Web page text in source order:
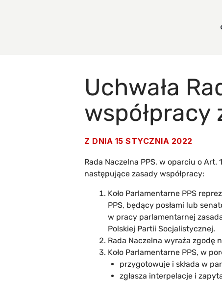
Uchwała
współpracy
Z DNIA 15 STYCZNIA 2022
Rada Naczelna PPS, w oparciu o
następujące zasady współpracy:
Koło Parlamentarne PPS
PPS, będący posłami lub
w pracy parlamentarnej
Polskiej Partii Socjalistycznej.
Rada Naczelna wyraża zgodę
Koło Parlamentarne PPS, w
przygotowuje i składa w
zgłasza interpelacje i